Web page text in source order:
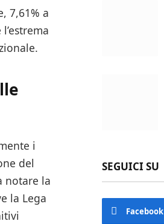
7,61% a
i
del
notare la
la Lega
SEGUICI SU
Facebook